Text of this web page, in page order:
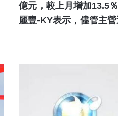
億元，較上月增加13.5％
麗豐-KY表示，儘管主